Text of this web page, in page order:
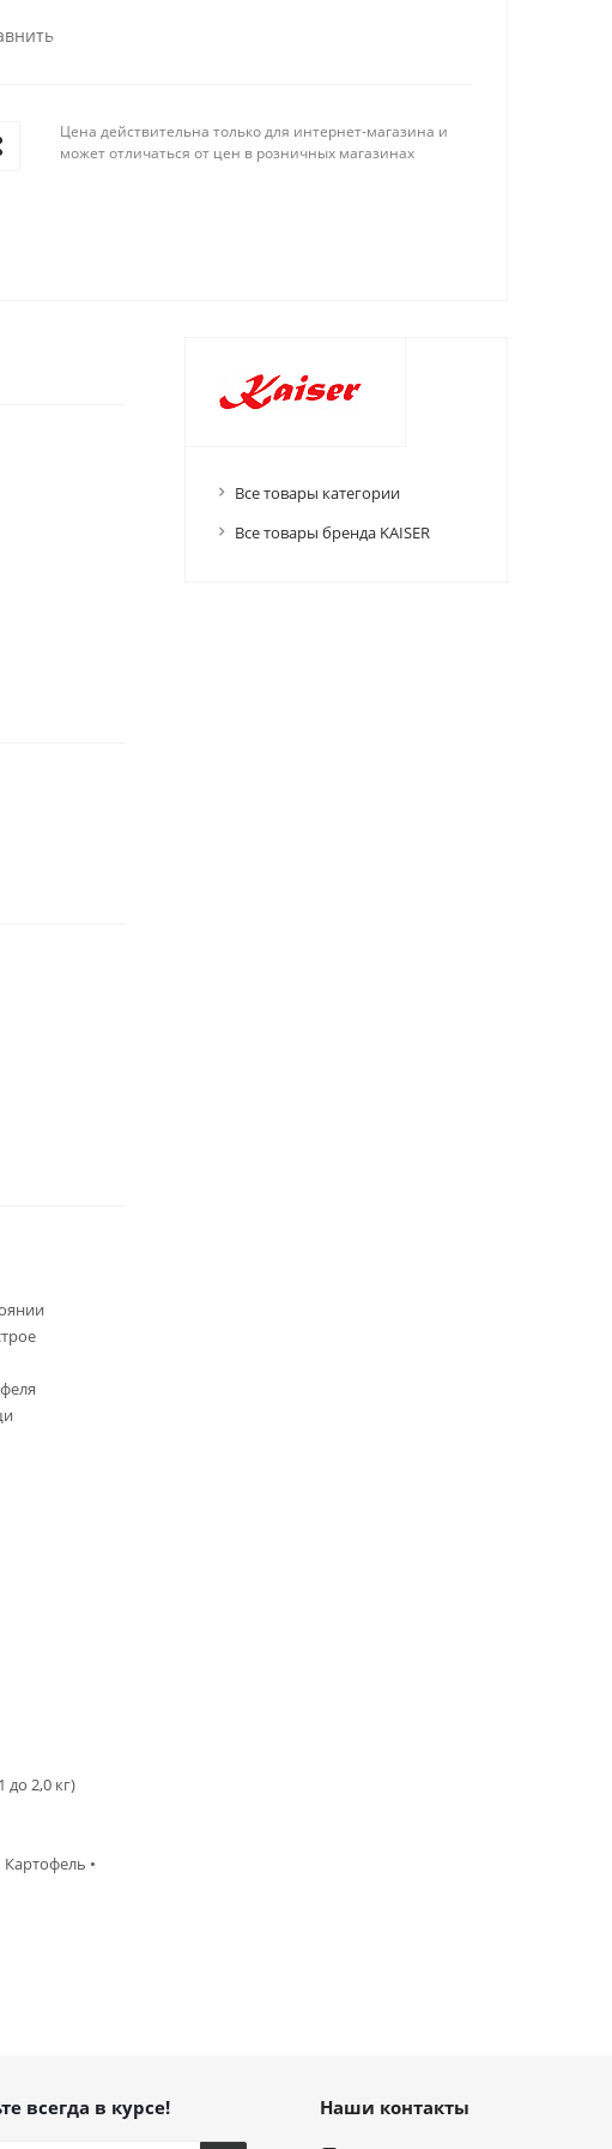
Цена действительна только для интернет-магазина и
может отличаться от цен в розничных магазинах
до 2,0 кг)
•
Все товары категории
Все товары бренда KAISER
всегда в курсе! Наши контакты